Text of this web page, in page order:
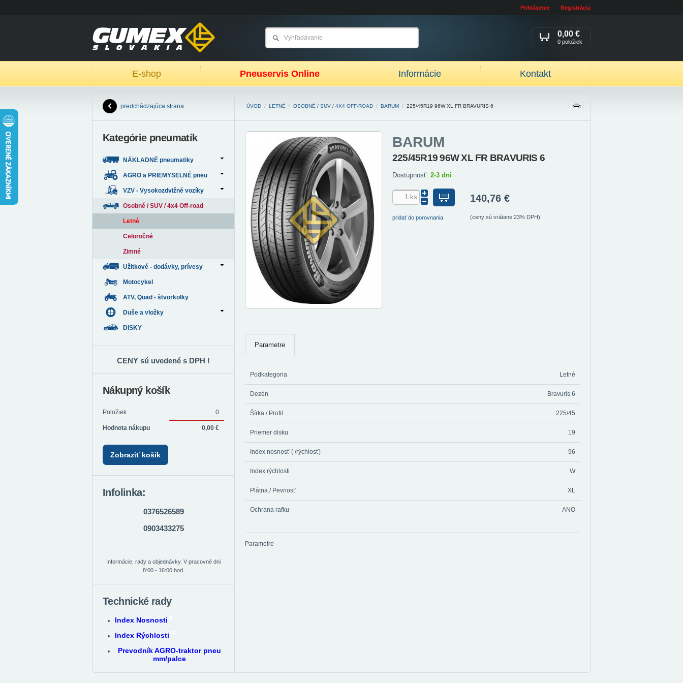
Prihlásenie Registrácia
E-shop Pneuservis Online Informácie Kontakt
0,00 €
0 položiek
ÚVOD / LETNÉ / OSOBNÉ / SUV / 4X4 OFF-ROAD / BARUM / 225/45R19 96W XL FR BRAVURIS 6
IŤ
BARUM
225/45R19 96W XL FR BRAVURIS 6
Dostupnosť: 2-3 dni
pridať do porovnania
140,76 €
(ceny sú vrátane 23% DPH)
Parametre
Podkategoria Letné
Dezén Bravuris 6
Šírka / Profil 225/45
Priemer disku 19
Index nosnosť ( /rýchlosť) 96
Index rýchlosti W
Plátna / Pevnosť XL
Ochrana rafku ANO
Parametre
predchádzajúca strana
Kategórie pneumatík
NÁKLADNÉ pneumatiky
AGRO a PRIEMYSELNÉ pneu
VZV - Vysokozdvižné vozíky
Osobné / SUV / 4x4 Off-road
Letné
Celoročné
Zimné
Užitkové - dodávky, prívesy
Motocykel
ATV, Quad - štvorkolky
Duše a vložky
DISKY
CENY sú uvedené s DPH !
Nákupný košík
Položiek 0
Hodnota nákupu 0,00 €
Zobraziť košík
Infolinka:
0376526589
0903433275
Informácie, rady a objednávky. V pracovné dni
8:00 - 16:00 hod.
Technické rady
Index Nosnosti
Index Rýchlosti
Prevodník AGRO-traktor pneu
mm/palce